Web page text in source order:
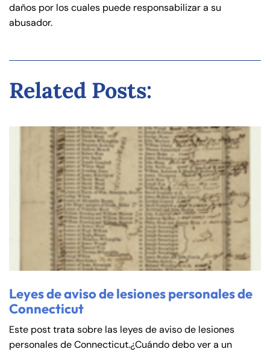
daños por los cuales puede responsabilizar a su
abusador.
Related Posts:
Leyes de aviso de lesiones personales de
Connecticut
Este post trata sobre las leyes de aviso de lesiones
personales de Connecticut.¿Cuándo debo ver a un